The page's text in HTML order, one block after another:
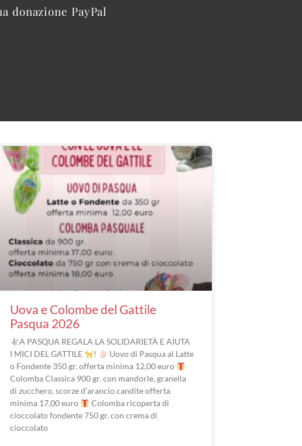
donazione PayPal
Uova e Colombe del Gattile
Pasqua 2026
A PASQUA REGALA LA SOLIDARIETÀ E AIUTA
I MICI DEL GATTILE
!
Uovo di Pasqua al Latte
o Fondente 350 gr. offerta minima 12,00 euro
Colomba Classica 900 gr. con mandorle, granella
di zucchero, scorze d’arancio candite offerta
minima 17,00 euro
Colomba ricoperta di
cioccolato fondente 750 gr. con crema di
cioccolato